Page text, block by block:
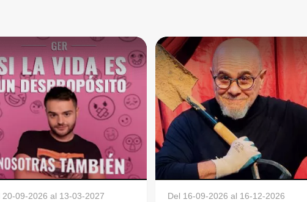
20-09-2026 al 13-03-2027 Del 16-09-2026 al 16-12-2026